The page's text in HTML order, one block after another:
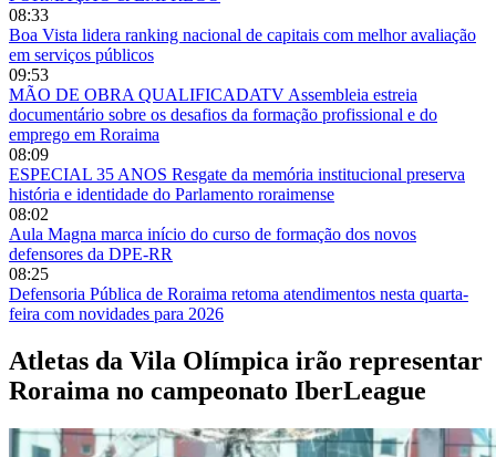
08:33
Boa Vista lidera ranking nacional de capitais com melhor avaliação
em serviços públicos
09:53
MÃO DE OBRA QUALIFICADATV Assembleia estreia
documentário sobre os desafios da formação profissional e do
emprego em Roraima
08:09
ESPECIAL 35 ANOS Resgate da memória institucional preserva
história e identidade do Parlamento roraimense
08:02
Aula Magna marca início do curso de formação dos novos
defensores da DPE-RR
08:25
Defensoria Pública de Roraima retoma atendimentos nesta quarta-
feira com novidades para 2026
Atletas da Vila Olímpica irão representar
Roraima no campeonato IberLeague